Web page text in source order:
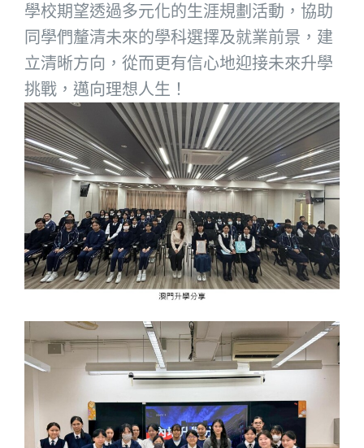
學校期望透過多元化的生涯規劃活動，協助
同學們釐清未來的學科選擇及就業前景，建
立清晰方向，從而更有信心地迎接未來升學
挑戰，邁向理想人生！